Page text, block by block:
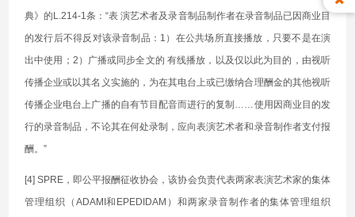
典》的L.214-1条：“表 演艺术者及录音制品制作者在录音制品已因商业目
的发行后不得反对该录音制品：1）在公共场所直接播放，只要不是在演
出中使用；2）广播或同步全文的 有线播放，以及仅以此为目的，由视听
传播企业或以其名义实施的，为在其电台上或已缴纳合理酬金的其他视听
传播企业电台上广播的自有节目配音而进行的复制……使用因商业目的发
行的录音制品，不论其在何处录制，应向表演艺术者和录音制作者支付报
酬。”
[4] SPRE，即公平报酬征收协会，该协会负责代表两家表演艺术家的集体
管理组织（ADAMI和EPEDIDAM）和两家录音制作者的集体管理组织